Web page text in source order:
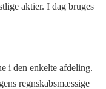
aktier. I dag bruges
i den enkelte afdeling.
regnskabsmæssige